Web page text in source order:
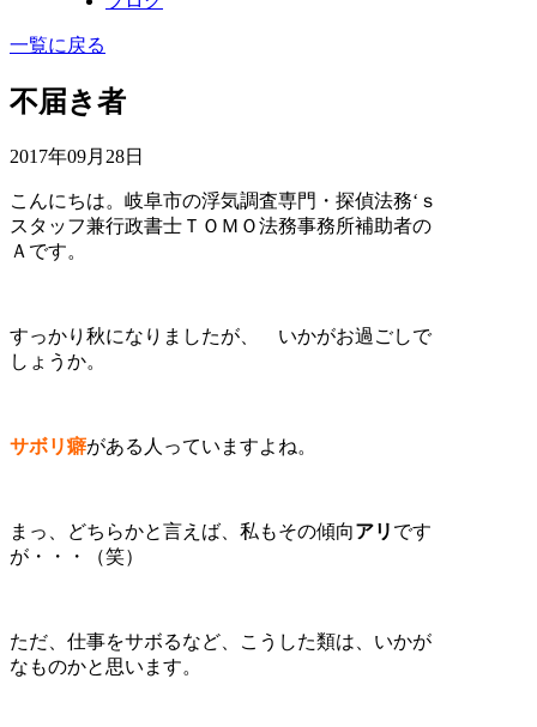
一覧に戻る
不届き者
2017年09月28日
こんにちは。岐阜市の浮気調査専門・探偵法務‘ｓ
スタッフ兼行政書士ＴＯＭＯ法務事務所補助者の
Ａです。
すっかり秋になりましたが、 いかがお過ごしで
しょうか。
サボリ癖がある人っていますよね。
まっ、どちらかと言えば、私もその傾向アリ です
が・・・（笑）
ただ、仕事をサボるなど、こうした類は、いかが
なものかと思います。